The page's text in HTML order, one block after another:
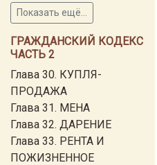
Показать ещё...
ГРАЖДАНСКИЙ КОДЕКС
ЧАСТЬ 2
Глава 30. КУПЛЯ-
ПРОДАЖА
Глава 31. МЕНА
Глава 32. ДАРЕНИЕ
Глава 33. РЕНТА И
ПОЖИЗНЕННОЕ